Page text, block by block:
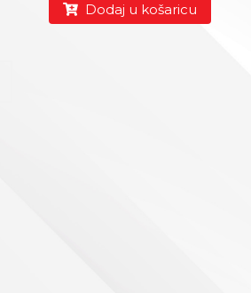
Dodaj u košaricu